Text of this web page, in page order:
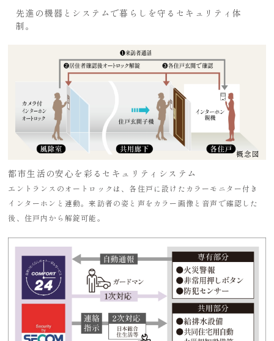
先進の機器とシステムで暮らしを守るセキュリティ体
制。
概念図
都市生活の安心を彩るセキュリティシステム
エントランスのオートロックは、各住戸に設けたカラーモニター付き
インターホンと連動。来訪者の姿と声をカラー画像と音声で確認した
後、住戸内から解錠可能。